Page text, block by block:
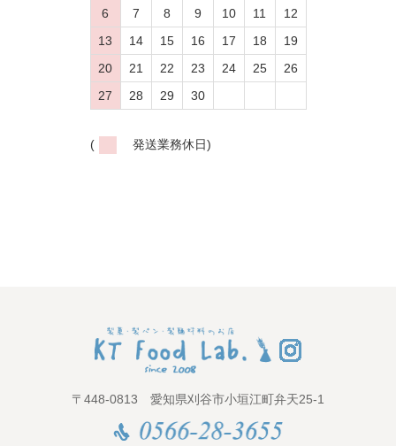
6
7 8 9 10 11
12
13
14 15 16 17 18
19
20
21 22 23 24 25
26
27
28 29 30
( 発送業務休日)
〒448-0813 愛知県刈谷市小垣江町弁天25-1